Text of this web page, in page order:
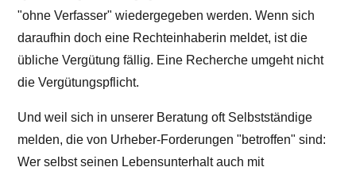
"ohne Verfasser" wiedergegeben werden. Wenn sich
daraufhin doch eine Rechteinhaberin meldet, ist die
übliche Vergütung fällig. Eine Recherche umgeht nicht
die Vergütungspflicht.
Und weil sich in unserer Beratung oft Selbstständige
melden, die von Urheber-Forderungen "betroffen" sind:
Wer selbst seinen Lebensunterhalt auch mit